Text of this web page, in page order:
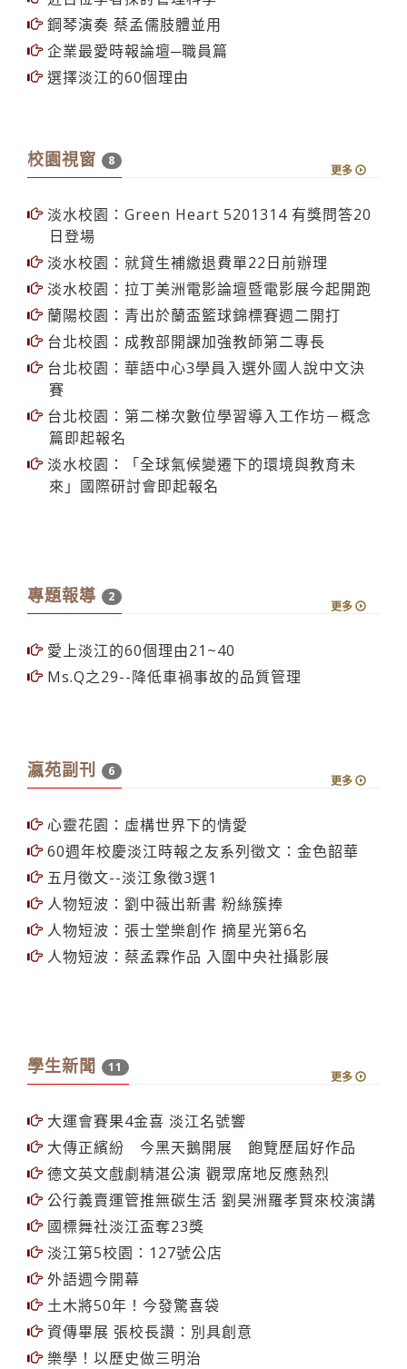
鋼琴演奏 蔡孟儒肢體並用
企業最愛時報論壇─職員篇
選擇淡江的60個理由
校園視窗 8
更多
淡水校園：Green Heart 5201314 有獎問答20
日登場
淡水校園：就貸生補繳退費單22日前辦理
淡水校園：拉丁美洲電影論壇暨電影展今起開跑
蘭陽校園：青出於蘭盃籃球錦標賽週二開打
台北校園：成教部開課加強教師第二專長
台北校園：華語中心3學員入選外國人說中文決
賽
台北校園：第二梯次數位學習導入工作坊－概念
篇即起報名
淡水校園：「全球氣候變遷下的環境與教育未
來」國際研討會即起報名
專題報導 2
更多
愛上淡江的60個理由21~40
Ms.Q之29--降低車禍事故的品質管理
瀛苑副刊 6
更多
心靈花園：虛構世界下的情愛
60週年校慶淡江時報之友系列徵文：金色韶華
五月徵文--淡江象徵3選1
人物短波：劉中薇出新書 粉絲簇捧
人物短波：張士堂樂創作 摘星光第6名
人物短波：蔡孟霖作品 入圍中央社攝影展
學生新聞 11
更多
大運會賽果4金喜 淡江名號響
大傳正繽紛 今黑天鵝開展 飽覽歷屆好作品
德文英文戲劇精湛公演 觀眾席地反應熱烈
公行義賣運管推無碳生活 劉昊洲羅孝賢來校演講
國標舞社淡江盃奪23獎
淡江第5校園：127號公店
外語週今開幕
土木將50年！今發驚喜袋
資傳畢展 張校長讚：別具創意
樂學！以歷史做三明治